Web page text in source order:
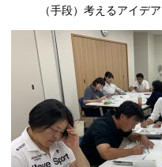
（手段）考えるアイデ